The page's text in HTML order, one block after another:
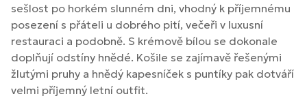
sešlost po horkém slunném dni, vhodný k příjemnému
posezení s přáteli u dobrého pití, večeři v luxusní
restauraci a podobně. S krémově bílou se dokonale
doplňují odstíny hnědé. Košile se zajímavě řešenými
žlutými pruhy a hnědý kapesníček s puntíky pak dotváří
velmi příjemný letní outfit.